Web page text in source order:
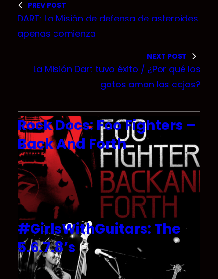
PREV POST
DART: La Misión de defensa de asteroides
apenas comienza
NEXT POST
La Misión Dart tuvo éxito / ¿Por qué los
gatos aman las cajas?
Rock Docs: Foo Fighters –
Back And Forth
#GirlsWithGuitars: The
5.6.7.8’s